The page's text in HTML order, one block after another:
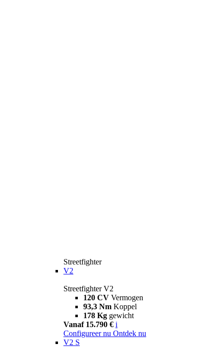
Streetfighter
V2
Streetfighter V2
120 CV Vermogen
93,3 Nm Koppel
178 Kg gewicht
Vanaf 15.790 € i
Configureer nu Ontdek nu
V2 S